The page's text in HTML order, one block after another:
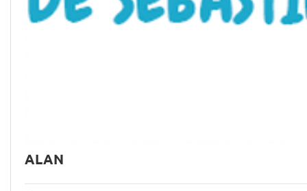
ALAN